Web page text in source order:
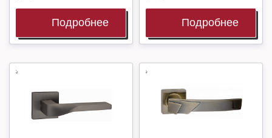
Подробнее Подробнее